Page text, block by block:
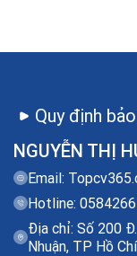
NGUYỄN THỊ
Email:
Hotline:
Địa chỉ: Số 200
Nhuận, TP Hồ
Quy định